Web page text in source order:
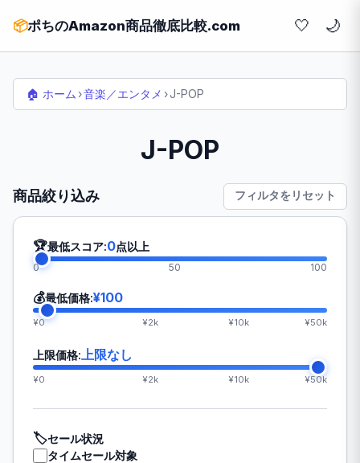
📦ポちのAmazon商品徹底比較.com 🤍
🏠 ホーム ›音楽／エンタメ ›J-POP
J-POP
商品絞り込み フィルタをリセット
🏆最低スコア:0点以上
0 50 100
💰最低価格:¥100
¥0 ¥2k ¥10k ¥50k
上限価格: 上限なし
¥0 ¥2k ¥10k ¥50k
🏷️セール状況
タイムセール対象